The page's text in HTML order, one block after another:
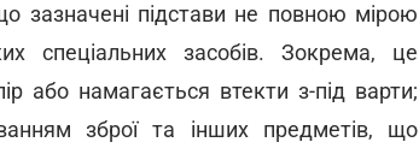
зазначені підстави не повною мірою
спеціальних засобів. Зокрема, це
або намагається втекти з-під варти;
зброї та інших предметів, що